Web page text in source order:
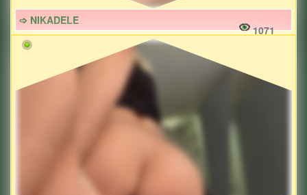
➩ NIKADELE
1071